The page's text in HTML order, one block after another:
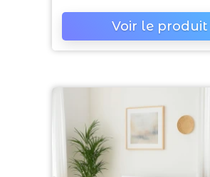
Voir le produit